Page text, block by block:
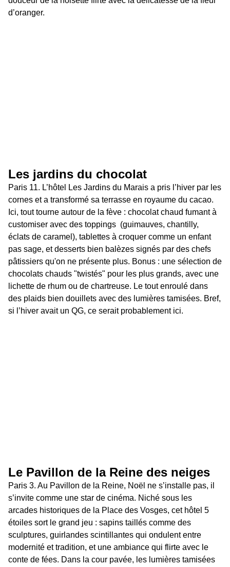
d’oranger.
Les jardins du chocolat
Paris 11. L’hôtel Les Jardins du Marais a pris l’hiver par les
cornes et a transformé sa terrasse en royaume du cacao.
Ici, tout tourne autour de la fève : chocolat chaud fumant à
customiser avec des toppings  (guimauves, chantilly,
éclats de caramel), tablettes à croquer comme un enfant
pas sage, et desserts bien balèzes signés par des chefs
pâtissiers qu'on ne présente plus. Bonus : une sélection de
chocolats chauds "twistés" pour les plus grands, avec une
lichette de rhum ou de chartreuse. Le tout enroulé dans
des plaids bien douillets avec des lumières tamisées. Bref,
si l’hiver avait un QG, ce serait probablement ici.
Le Pavillon de la Reine des neiges
Paris 3. Au Pavillon de la Reine, Noël ne s’installe pas, il
s’invite comme une star de cinéma. Niché sous les
arcades historiques de la Place des Vosges, cet hôtel 5
étoiles sort le grand jeu : sapins taillés comme des
sculptures, guirlandes scintillantes qui ondulent entre
modernité et tradition, et une ambiance qui flirte avec le
conte de fées. Dans la cour pavée, les lumières tamisées